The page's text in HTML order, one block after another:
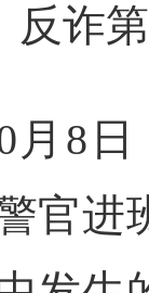
反诈
月8日
官进